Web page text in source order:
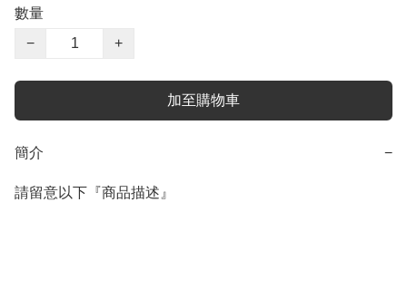
數量
−
+
加至購物車
簡介 −
請留意以下『商品描述』